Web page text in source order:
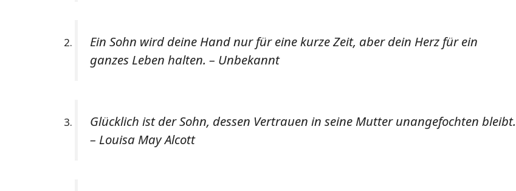
Ein Sohn wird deine Hand nur für eine kurze Zeit, aber dein Herz für ein
ganzes Leben halten. – Unbekannt
Glücklich ist der Sohn, dessen Vertrauen in seine Mutter unangefochten bleibt.
– Louisa May Alcott